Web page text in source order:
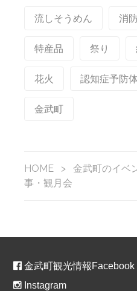
流しそうめん 消
特産品 祭り
花火 認知症予防
金武町
HOME > 金武町のイベ
事・観月会
金武町観光情報Facebook
Instagram